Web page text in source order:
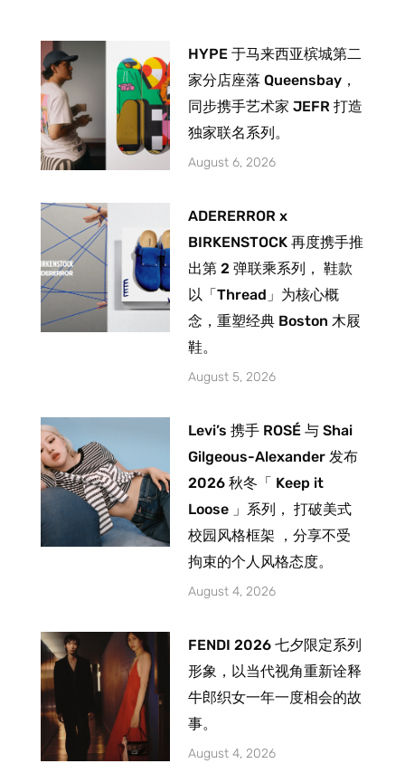
HYPE 于马来西亚槟城第二
家分店座落 Queensbay，
同步携手艺术家 JEFR 打造
独家联名系列。
August 6, 2026
ADERERROR x
BIRKENSTOCK 再度携手推
出第 2 弹联乘系列， 鞋款
以「Thread」为核心概
念，重塑经典 Boston 木屐
鞋。
August 5, 2026
Levi’s 携手 ROSÉ 与 Shai
Gilgeous-Alexander 发布
2026 秋冬「 Keep it
Loose 」系列， 打破美式
校园风格框架 ，分享不受
拘束的个人风格态度。
August 4, 2026
FENDI 2026 七夕限定系列
形象，以当代视角重新诠释
牛郎织女一年一度相会的故
事。
August 4, 2026